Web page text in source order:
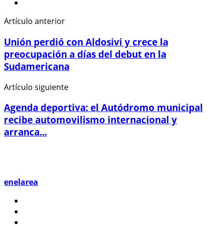
Artículo anterior
Unión perdió con Aldosivi y crece la
preocupación a días del debut en la
Sudamericana
Artículo siguiente
Agenda deportiva: el Autódromo municipal
recibe automovilismo internacional y
arranca...
enelarea